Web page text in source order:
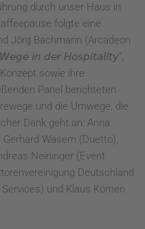
durch unser Haus in
folgte eine
Jörg Bachmann (Arcadeon
𝘪𝘯 𝘥𝘦𝘳 𝘏𝘰𝘴𝘱𝘪𝘵𝘢𝘭𝘪𝘵𝘺“,
sowie ihre
Panel berichteten
und die Umwege, die
Dank geht an: Anna
Wasem (Duetto),
Neininger (Event
Deutschland
und Klaus Kömen